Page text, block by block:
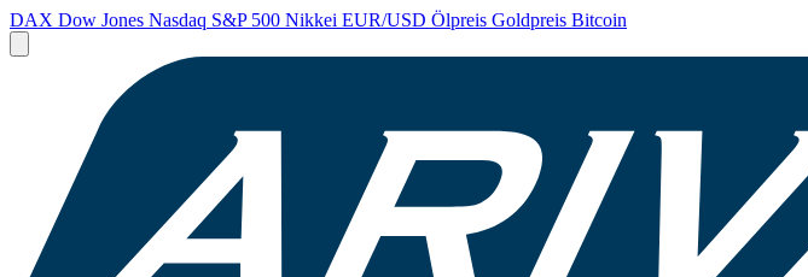
DAX Dow Jones Nasdaq S&P 500 Nikkei EUR/USD Ölpreis Goldpreis Bitcoin